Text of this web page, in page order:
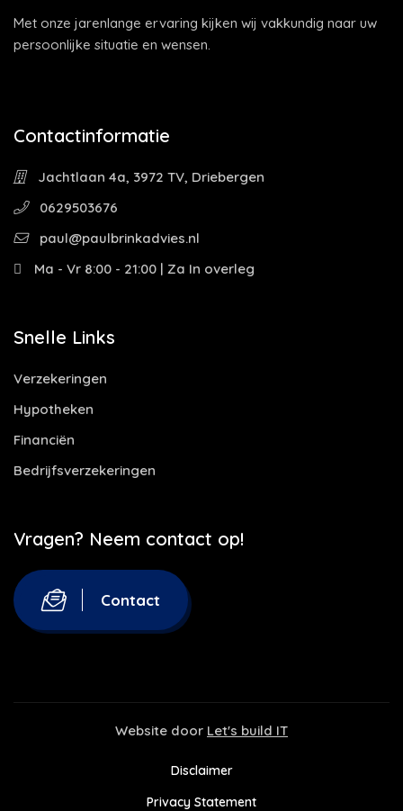
Met onze jarenlange ervaring kijken wij vakkundig naar uw
persoonlijke situatie en wensen.
Contactinformatie
Jachtlaan 4a, 3972 TV, Driebergen
0629503676
paul@paulbrinkadvies.nl
Ma - Vr 8:00 - 21:00 | Za In overleg
Snelle Links
Verzekeringen
Hypotheken
Financiën
Bedrijfsverzekeringen
Vragen? Neem contact op!
Contact
Website door Let's build IT
Disclaimer
Privacy Statement